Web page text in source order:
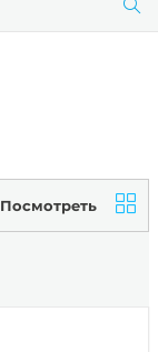
Посмотреть